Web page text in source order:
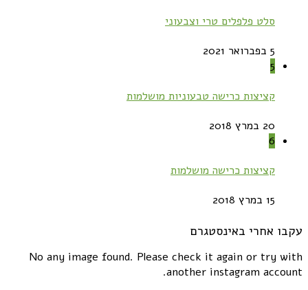
סלט פלפלים טרי וצבעוני
5 בפברואר 2021
5
קציצות כרישה טבעוניות מושלמות
20 במרץ 2018
6
קציצות כרישה מושלמות
15 במרץ 2018
עקבו אחרי באינסטגרם
No any image found. Please check it again or try with
another instagram account.